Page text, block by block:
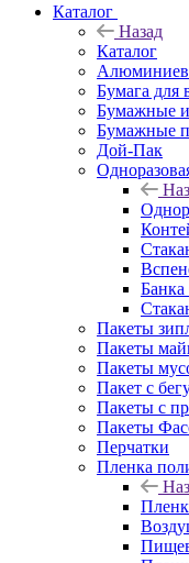
Каталог
Назад
Каталог
Бумага для
Бумажные
Бумажные
Дой-Пак
Пакеты
Пакеты
Пакеты
Пакет с
Пакеты с
Пакеты
Перчатки
Пленка